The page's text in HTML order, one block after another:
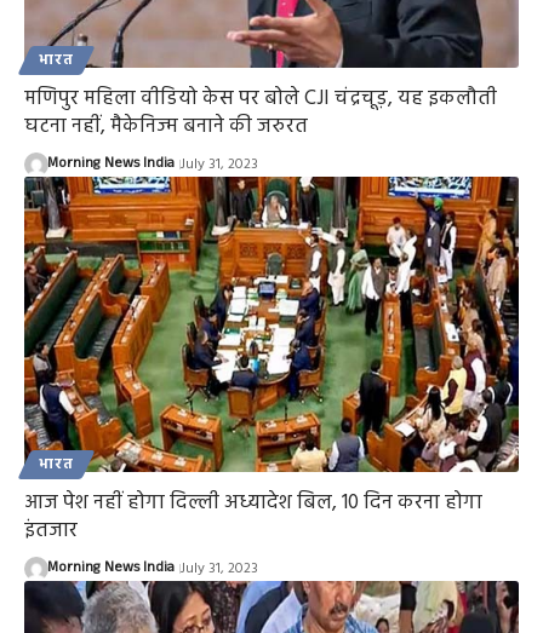
भारत
मणिपुर महिला वीडियो केस पर बोले CJI चंद्रचूड़, यह इकलौती
घटना नहीं, मैकेनिज्म बनाने की जरुरत
Morning News India July 31, 2023
भारत
आज पेश नहीं होगा दिल्ली अध्यादेश बिल, 10 दिन करना होगा
इंतजार
Morning News India July 31, 2023